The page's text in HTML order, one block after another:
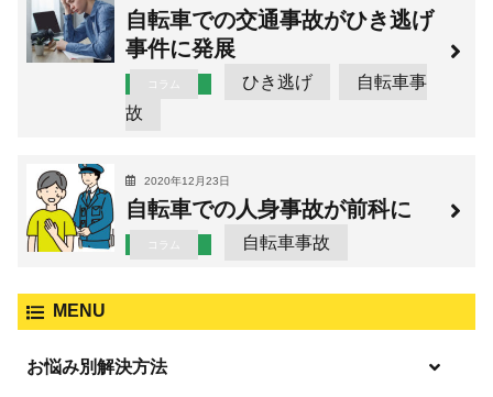
自転車での交通事故がひき逃げ
事件に発展
コラム ひき逃げ
自転車事
故
2020年12月23日
自転車での人身事故が前科に
コラム 自転車事故
MENU
お悩み別解決方法